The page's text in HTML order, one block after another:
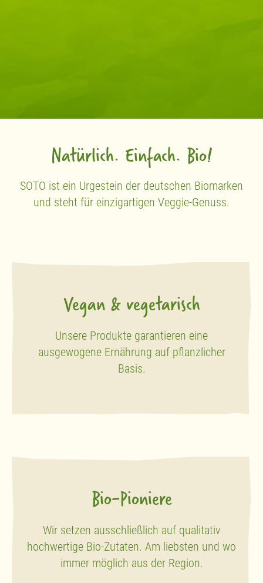
Natürlich. Einfach. Bio!
SOTO ist ein Urgestein der deutschen Biomarken
und steht für einzigartigen Veggie-Genuss.
Vegan & vegetarisch
Unsere Produkte garantieren eine
ausgewogene Ernährung auf pflanzlicher
Basis.
Bio-Pioniere
Wir setzen ausschließlich auf qualitativ
hochwertige Bio-Zutaten. Am liebsten und wo
immer möglich aus der Region.